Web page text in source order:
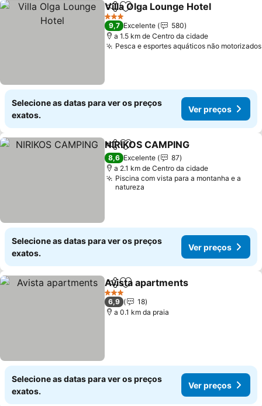
PartilharAdicionar aos favoritos
Villa Olga Lounge Hotel
3 Estrelas
9,7 Excelente
580
a 1.5 km de Centro da cidade
Pesca e esportes aquáticos não motorizados
Selecione as datas para ver os preços
exatos.
Ver preços
PartilharAdicionar aos favoritos
NIRIKOS CAMPING
8,6 Excelente
87
a 2.1 km de Centro da cidade
Piscina com vista para a montanha e a
natureza
Selecione as datas para ver os preços
exatos.
Ver preços
PartilharAdicionar aos favoritos
Avista apartments
3 Estrelas
6,9
18
a 0.1 km da praia
Selecione as datas para ver os preços
exatos.
Ver preços